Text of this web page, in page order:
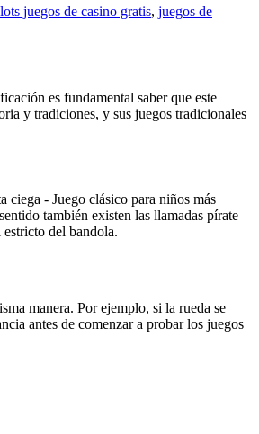
juegos de casino gratis, juegos de
es fundamental saber que este
y tradiciones, y sus juegos tradicionales
ciega - Juego clásico para niños más
también existen las llamadas pírate
del bandola.
manera. Por ejemplo, si la rueda se
antes de comenzar a probar los juegos